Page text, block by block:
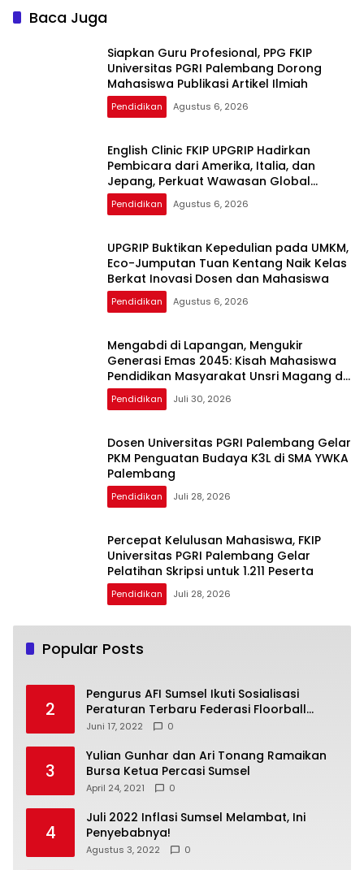
Baca Juga
Siapkan Guru Profesional, PPG FKIP
Universitas PGRI Palembang Dorong
Mahasiswa Publikasi Artikel Ilmiah
Pendidikan Agustus 6, 2026
English Clinic FKIP UPGRIP Hadirkan
Pembicara dari Amerika, Italia, dan
Jepang, Perkuat Wawasan Global
Mahasiswa
Pendidikan Agustus 6, 2026
UPGRIP Buktikan Kepedulian pada UMKM,
Eco-Jumputan Tuan Kentang Naik Kelas
Berkat Inovasi Dosen dan Mahasiswa
Pendidikan Agustus 6, 2026
Mengabdi di Lapangan, Mengukir
Generasi Emas 2045: Kisah Mahasiswa
Pendidikan Masyarakat Unsri Magang di
PLN UP3 Ogan Ilir
Pendidikan Juli 30, 2026
Dosen Universitas PGRI Palembang Gelar
PKM Penguatan Budaya K3L di SMA YWKA
Palembang
Pendidikan Juli 28, 2026
Percepat Kelulusan Mahasiswa, FKIP
Universitas PGRI Palembang Gelar
Pelatihan Skripsi untuk 1.211 Peserta
Pendidikan Juli 28, 2026
Popular Posts
2
Pengurus AFI Sumsel Ikuti Sosialisasi
Peraturan Terbaru Federasi Floorball
Internasional
Juni 17, 2022 0
3
Yulian Gunhar dan Ari Tonang Ramaikan
Bursa Ketua Percasi Sumsel
April 24, 2021 0
4
Juli 2022 Inflasi Sumsel Melambat, Ini
Penyebabnya!
Agustus 3, 2022 0